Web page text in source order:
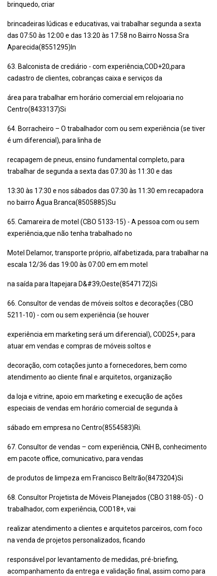
brinquedo, criar
brincadeiras lúdicas e educativas, vai trabalhar segunda a sexta
das 07:50 às 12:00 e das 13:20 às 17:58 no Bairro Nossa Sra
Aparecida(8551295)In
63. Balconista de crediário - com experiência,COD+20,para
cadastro de clientes, cobranças caixa e serviços da
área para trabalhar em horário comercial em relojoaria no
Centro(8433137)Si
64. Borracheiro – O trabalhador com ou sem experiência (se tiver
é um diferencial), para linha de
recapagem de pneus, ensino fundamental completo, para
trabalhar de segunda a sexta das 07:30 às 11:30 e das
13:30 às 17:30 e nos sábados das 07:30 às 11:30 em recapadora
no bairro Água Branca(8505885)Su
65. Camareira de motel (CBO 5133-15) - A pessoa com ou sem
experiência,que não tenha trabalhado no
Motel Delamor, transporte próprio, alfabetizada, para trabalhar na
escala 12/36 das 19:00 às 07:00 em em motel
na saída para Itapejara D&#39;Oeste(8547172)Si
66. Consultor de vendas de móveis soltos e decorações (CBO
5211-10) - com ou sem experiência (se houver
experiência em marketing será um diferencial), COD25+, para
atuar em vendas e compras de móveis soltos e
decoração, com cotações junto a fornecedores, bem como
atendimento ao cliente final e arquitetos, organização
da loja e vitrine, apoio em marketing e execução de ações
especiais de vendas em horário comercial de segunda à
sábado em empresa no Centro(8554583)Ri.
67. Consultor de vendas – com experiência, CNH B, conhecimento
em pacote office, comunicativo, para vendas
de produtos de limpeza em Francisco Beltrão(8473204)Si
68. Consultor Projetista de Móveis Planejados (CBO 3188-05) - O
trabalhador, com experiência, COD18+, vai
realizar atendimento a clientes e arquitetos parceiros, com foco
na venda de projetos personalizados, ficando
responsável por levantamento de medidas, pré-briefing,
acompanhamento da entrega e validação final, assim como para